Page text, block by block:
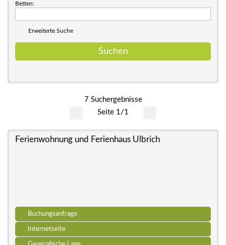
Betten:
Erweiterte Suche
7 Suchergebnisse
Seite 1/1
Ferienwohnung und Ferienhaus Ulbrich
Buchungsanfrage
Internetseite